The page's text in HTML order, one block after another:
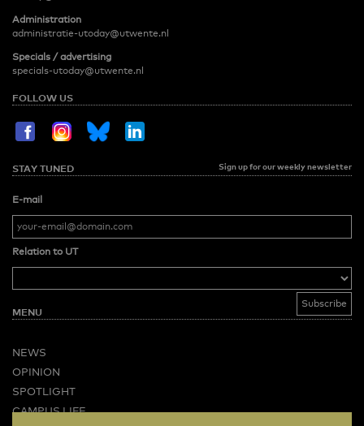
Administration
administratie-utoday@utwente.nl
Specials / advertising
specials-utoday@utwente.nl
FOLLOW US
STAY TUNED Sign up for our weekly newsletter
E-mail
Relation to UT
MENU
NEWS
OPINION
SPOTLIGHT
CAMPUS LIFE